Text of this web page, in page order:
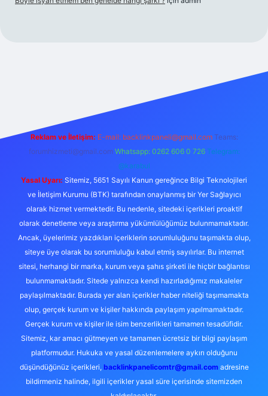
betexper.xyzm
Reklam ve İletişim: E-mail: backlinkpaneli@gmail.com Teams:
forumhizmeti@gmail.com Whatsapp: 0262 606 0 726 Telegram:
@karabul
Yasal Uyarı: Sitemiz, 5651 Sayılı Kanun gereğince Bilgi Teknolojileri
ve İletişim Kurumu (BTK) tarafından onaylanmış bir Yer Sağlayıcı
olarak hizmet vermektedir. Bu nedenle, sitedeki içerikleri proaktif
olarak denetleme veya araştırma yükümlülüğümüz bulunmamaktadır.
Ancak, üyelerimiz yazdıkları içeriklerin sorumluluğunu taşımakta olup,
siteye üye olarak bu sorumluluğu kabul etmiş sayılırlar. Bu internet
sitesi, herhangi bir marka, kurum veya şahıs şirketi ile hiçbir bağlantısı
bulunmamaktadır. Sitede yalnızca kendi hazırladığımız makaleler
paylaşılmaktadır. Burada yer alan içerikler haber niteliği taşımamakta
olup, gerçek kurum ve kişiler hakkında paylaşım yapılmamaktadır.
Gerçek kurum ve kişiler ile isim benzerlikleri tamamen tesadüfidir.
Sitemiz, kar amacı gütmeyen ve tamamen ücretsiz bir bilgi paylaşım
platformudur. Hukuka ve yasal düzenlemelere aykırı olduğunu
düşündüğünüz içerikleri, backlinkpanelicomtr@gmail.comadresine
bildirmeniz halinde, ilgili içerikler yasal süre içerisinde sitemizden